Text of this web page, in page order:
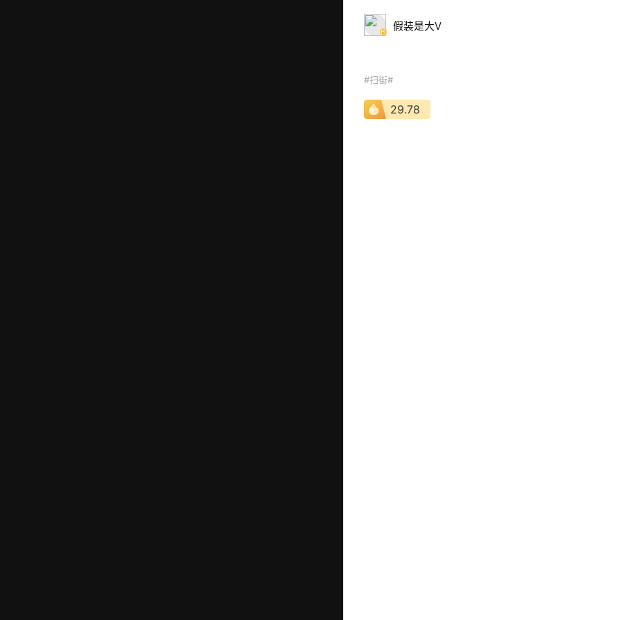
假装是大V
#扫街#
29.78